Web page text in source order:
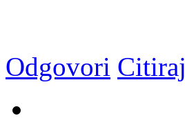
Odgovori Citiraj